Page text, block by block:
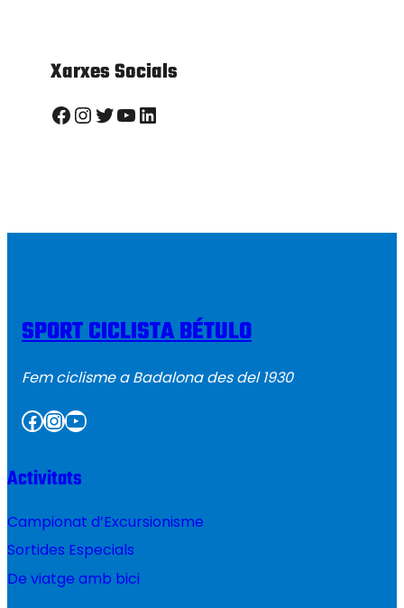
Xarxes Socials
Facebook InstagramTwitter YouTube LinkedIn
SPORT CICLISTA BÉTULO
Fem ciclisme a Badalona des del 1930
Facebook InstagramYouTube
Activitats
Campionat d’Excursionisme
Sortides Especials
De viatge amb bici